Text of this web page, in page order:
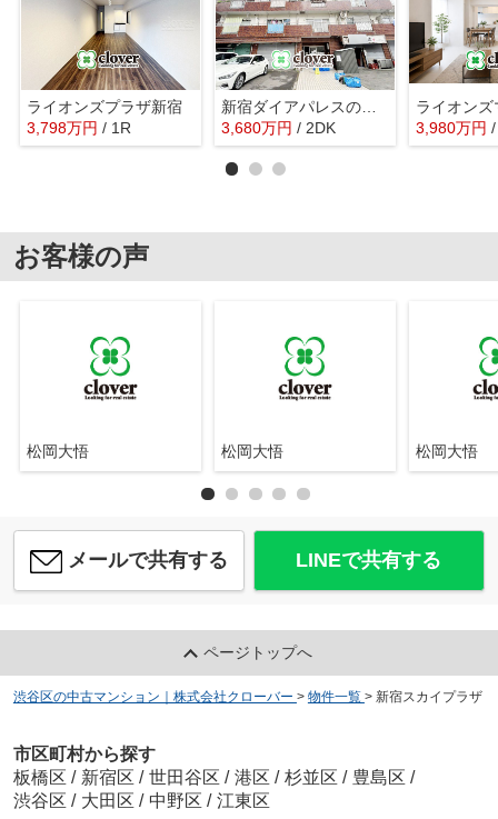
ライオンズプラザ新宿
3,798万円 / 1R
新宿ダイアパレスのばら
3,680万円 / 2DK 3,980万円
お客様の声
松岡大悟 松岡大悟 松岡大悟
メールで共有する LINEで共有する
ページトップへ
渋谷区の中古マンション｜株式会社クローバー > 物件一覧 > 新宿スカイプラザ
市区町村から探す
板橋区 / 新宿区 / 世田谷区 / 港区 / 杉並区 / 豊島区 /
渋谷区 / 大田区 / 中野区 / 江東区